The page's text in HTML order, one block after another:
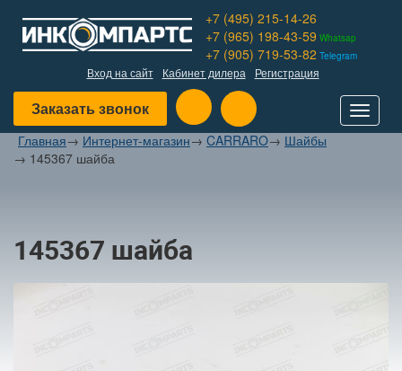
+7 (495) 215-14-26
+7 (965) 198-43-59 Whatsap
+7 (905) 719-53-82 Telegram
Вход на сайт Кабинет дилера Регистрация
Заказать звонок
Toggle
Главная→ Интернет-магазин→ CARRARO→ Шайбы
→ 145367 шайба
145367 шайба